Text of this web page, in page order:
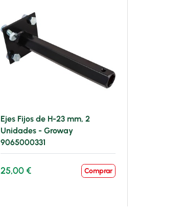
Ejes Fijos de H-23 mm, 2
Unidades - Groway
9065000331
25,00 € Comprar